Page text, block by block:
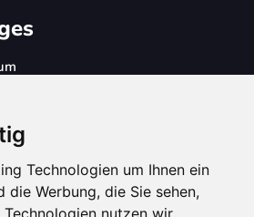
Technologien um Ihnen ein
Werbung, die Sie sehen,
Technologien nutzen wir